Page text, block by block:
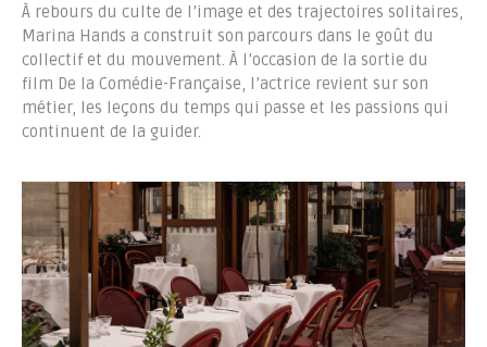
À rebours du culte de l’image et des trajectoires solitaires,
Marina Hands a construit son parcours dans le goût du
collectif et du mouvement. À l’occasion de la sortie du
film De la Comédie-Française, l’actrice revient sur son
métier, les leçons du temps qui passe et les passions qui
continuent de la guider.